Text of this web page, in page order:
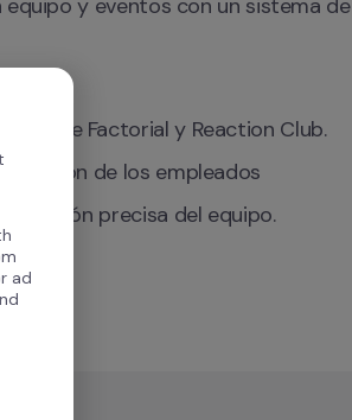
y eventos con un sistema de
entre Factorial y Reaction Club.
de los empleados
precisa del equipo.
ad